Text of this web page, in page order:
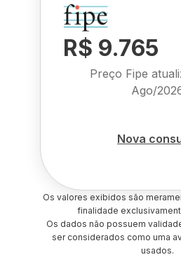
R$ 9.765
Preço Fipe
Ago/
Nova
Os valores exibidos são
finalidade
Os dados não possuem
ser considerados como uma
usados.